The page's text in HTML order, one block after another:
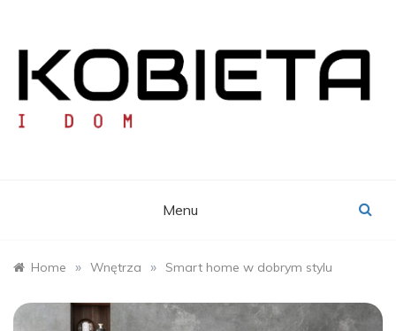
Menu
Home » Wnętrza » Smart home w dobrym stylu